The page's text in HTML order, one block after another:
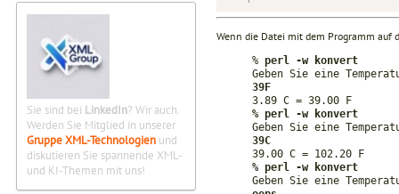
Sie sind bei LinkedIn? Wir auch.
Werden Sie Mitglied in unserer
Gruppe XML-Technologien und
diskutieren Sie spannende XML-
und KI-Themen mit uns!
Wenn die Datei mit dem Programm auf
% perl ­-w konvert
Geben Sie eine
39F
3.89 C = 39.00 F
% perl -­w konvert
Geben Sie eine
39C
39.00 C = 102.20 F
% perl -­w konvert
Geben Sie eine